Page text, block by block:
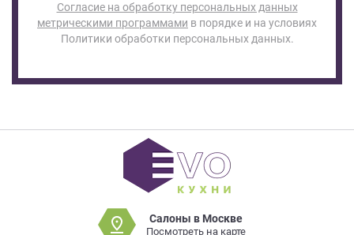
Согласие на обработку персональных данных
метрическими программами в порядке и на условиях
Политики обработки персональных данных.
Салоны в Москве
Посмотреть на карте